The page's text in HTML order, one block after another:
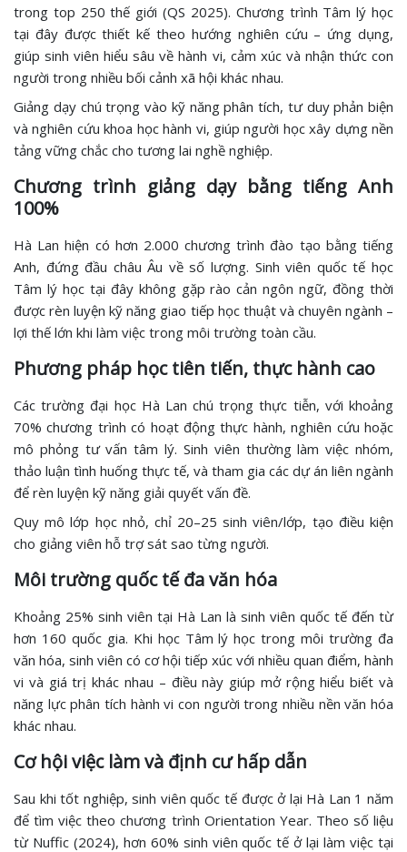
trong top 250 thế giới (QS 2025). Chương trình Tâm lý học
tại đây được thiết kế theo hướng nghiên cứu – ứng dụng,
giúp sinh viên hiểu sâu về hành vi, cảm xúc và nhận thức con
người trong nhiều bối cảnh xã hội khác nhau.
Giảng dạy chú trọng vào kỹ năng phân tích, tư duy phản biện
và nghiên cứu khoa học hành vi, giúp người học xây dựng nền
tảng vững chắc cho tương lai nghề nghiệp.
Chương trình giảng dạy bằng tiếng Anh
100%
Hà Lan hiện có hơn 2.000 chương trình đào tạo bằng tiếng
Anh, đứng đầu châu Âu về số lượng. Sinh viên quốc tế học
Tâm lý học tại đây không gặp rào cản ngôn ngữ, đồng thời
được rèn luyện kỹ năng giao tiếp học thuật và chuyên ngành –
lợi thế lớn khi làm việc trong môi trường toàn cầu.
Phương pháp học tiên tiến, thực hành cao
Các trường đại học Hà Lan chú trọng thực tiễn, với khoảng
70% chương trình có hoạt động thực hành, nghiên cứu hoặc
mô phỏng tư vấn tâm lý. Sinh viên thường làm việc nhóm,
thảo luận tình huống thực tế, và tham gia các dự án liên ngành
để rèn luyện kỹ năng giải quyết vấn đề.
Quy mô lớp học nhỏ, chỉ 20–25 sinh viên/lớp, tạo điều kiện
cho giảng viên hỗ trợ sát sao từng người.
Môi trường quốc tế đa văn hóa
Khoảng 25% sinh viên tại Hà Lan là sinh viên quốc tế đến từ
hơn 160 quốc gia. Khi học Tâm lý học trong môi trường đa
văn hóa, sinh viên có cơ hội tiếp xúc với nhiều quan điểm, hành
vi và giá trị khác nhau – điều này giúp mở rộng hiểu biết và
năng lực phân tích hành vi con người trong nhiều nền văn hóa
khác nhau.
Cơ hội việc làm và định cư hấp dẫn
Sau khi tốt nghiệp, sinh viên quốc tế được ở lại Hà Lan 1 năm
để tìm việc theo chương trình Orientation Year. Theo số liệu
từ Nuffic (2024), hơn 60% sinh viên quốc tế ở lại làm việc tại